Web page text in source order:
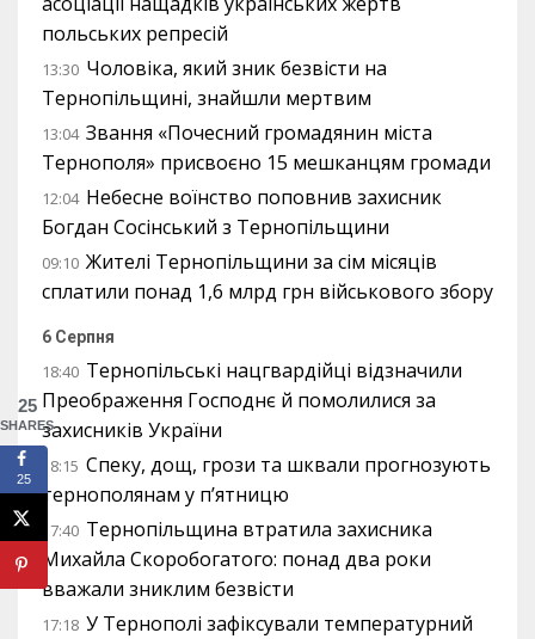
польських репресій
13:30 Чоловіка, який зник безвісти на
Тернопільщині, знайшли мертвим
13:04 Звання «Почесний громадянин міста
Тернополя» присвоєно 15 мешканцям громади
12:04 Небесне воїнство поповнив захисник
Богдан Сосінський з Тернопільщини
09:10 Жителі Тернопільщини за сім місяців
сплатили понад 1,6 млрд грн військового збору
6 Серпня
18:40 Тернопільські нацгвардійці відзначили
Преображення Господнє й помолилися за
захисників України
18:15 Спеку, дощ, грози та шквали прогнозують
тернополянам у п’ятницю
17:40 Тернопільщина втратила захисника
Михайла Скоробогатого: понад два роки
вважали зниклим безвісти
17:18 У Тернополі зафіксували температурний
25
SHARES
25